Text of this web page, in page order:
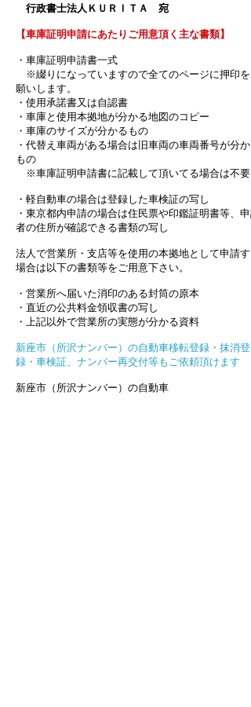
行政書士法人ＫＵＲＩＴＡ 宛
【車庫証明申請にあたりご用意頂く主な書類】
・車庫証明申請書一式
※綴りになっていますので全てのページに押印を
願いします。
・使用承諾書又は自認書
・車庫と使用本拠地が分かる地図のコピー
・車庫のサイズが分かるもの
・代替え車両がある場合は旧車両の車両番号が分か
もの
※車庫証明申請書に記載して頂いてる場合は不要
・軽自動車の場合は登録した車検証の写し
・東京都内申請の場合は住民票や印鑑証明書等、申
者の住所が確認できる書類の写し
法人で営業所・支店等を使用の本拠地として申請す
場合は以下の書類等をご用意下さい。
・営業所へ届いた消印のある封筒の原本
・直近の公共料金領収書の写し
・上記以外で営業所の実態が分かる資料
新座市（所沢ナンバー）の自動車移転登録・抹消登
録・車検証、ナンバー再交付等もご依頼頂けます
新座市（所沢ナンバー）の自動車